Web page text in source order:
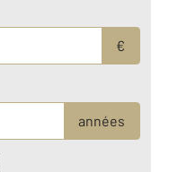
€
années